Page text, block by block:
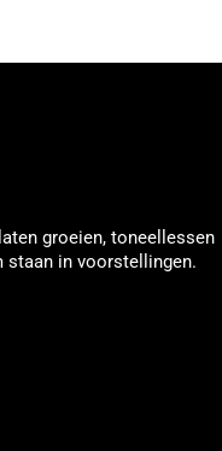
groeien, toneellessen
staan in voorstellingen.